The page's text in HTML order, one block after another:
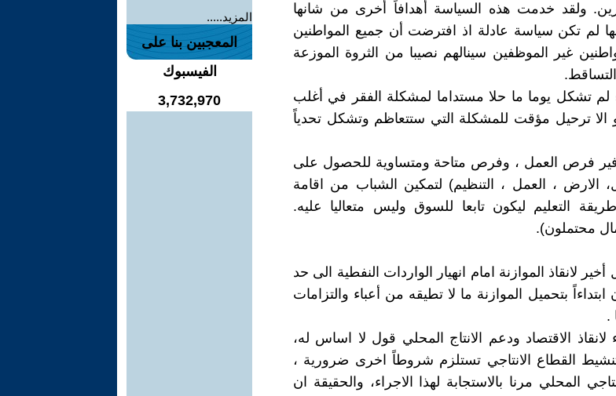
ولقد خدمت هذه السياسة أهدافاً أخرى من شانها
لم تكن سياسة عادلة اذ افترضت أن جميع المواطنين
غير الموظفين سينالهم نصيبا من الثروة الموزعة
لم تشكل يوما ما حلا مستداما لمشكلة الفقر في أغلب
الا ترحيل مؤقت للمشكلة التي ستتعاظم وتشكل تحدياً
فرص العمل ، وفرص متاحة ومتساوية للحصول على
الارض ، العمل ، التنظيم) لتمكين الشباب من اقامة
التعليم ليكون تابعا للسوق وليس متعاليا عليه.
محتملون).
لانقاذ الموازنة امام انهيار الواردات النفطية الى حد
بتحميل الموازنة ما لا تطيقه من أعباء والتزامات
.
الاقتصاد ودعم الانتاج المحلي قول لا اساس له،
القطاع الانتاجي تستلزم شروطاً اخرى ضرورية ،
المحلي مرنا بالاستجابة لهذا الاجراء، والحقيقة ان
المزيد.....
المعجبين بنا على
الفيسبوك
3,732,970